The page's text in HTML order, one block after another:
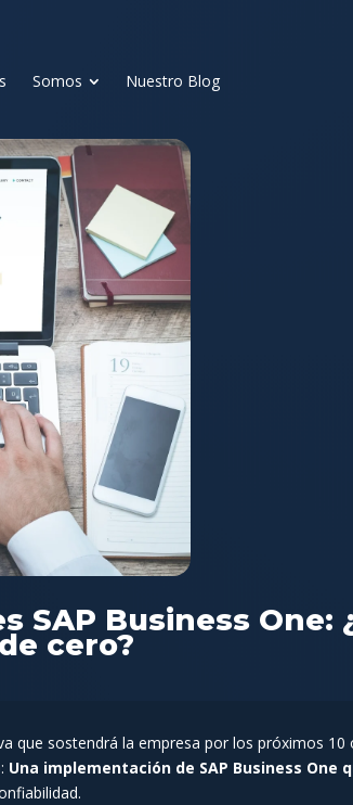
Somos Nuestro Blog
Business One:
cero?
que sostendrá la empresa por los próximos 10
Una implementación de SAP Business One